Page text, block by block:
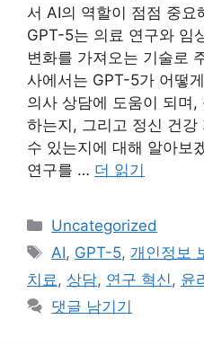
서 AI의 역할이 점점 중요
GPT-5는 의료 연구와 임
변화를 가져오는 기술로
사에서는 GPT-5가 어떻
의사 상담에 도움이 되며,
하는지, 그리고 정신 건
수 있는지에 대해 알아보
연구를 … 더 읽기
카
테
리
Uncategorized
태
그
AI, GPT-5, 개인정보
치료, 상담, 연구 혁신, 윤
댓글 남기기